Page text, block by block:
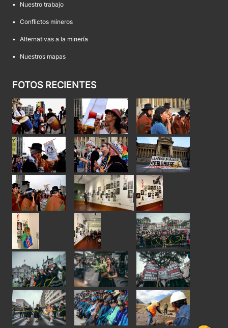
• Nuestro trabajo
• Conflictos mineros
• Alternativas a la minería
• Nuestros mapas
FOTOS RECIENTES